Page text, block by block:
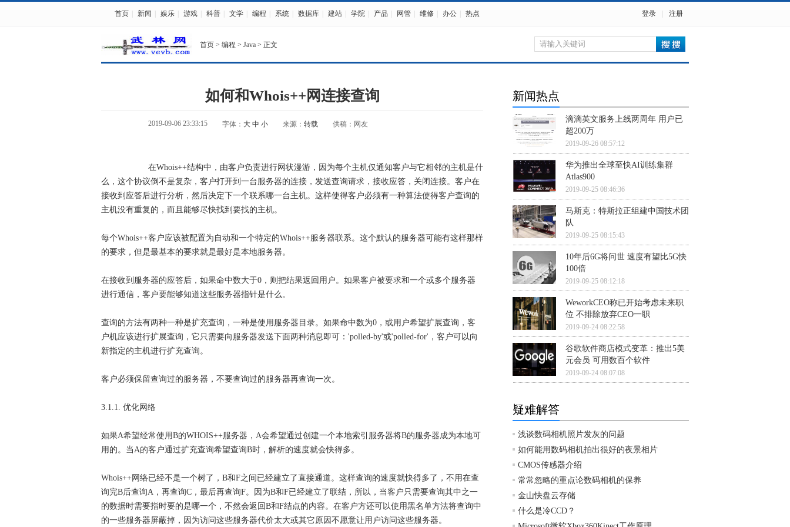
首页 新闻 娱乐 游戏 科普 文学 编程 系统 数据库 建站 学院 产品 网管 维修 办公 热点 登录 注册
首页 > 编程 > Java > 正文
如何和Whois++网连接查询
2019-09-06 23:33:15 字体： 大 中 小 来源： 转载 供稿：网友
在Whois++结构中，由客户负责进行网状漫游，因为每个主机仅通知客户与它相邻的主机是什
么，这个协议倒不是复杂，客户打开到一台服务器的连接，发送查询请求，接收应答，关闭连接。客户在
接收到应答后进行分析，然后决定下一个联系哪一台主机。这样使得客户必须有一种算法使得客户查询的
主机没有重复的，而且能够尽快找到要找的主机。
每个Whois++客户应该被配置为自动和一个特定的Whois++服务器联系。这个默认的服务器可能有这样那样
的要求，但是最基本的要求就是最好是本地服务器。
在接收到服务器的应答后，如果命中数大于0，则把结果返回用户。如果客户被要求和一个或多个服务器
进行通信，客户要能够知道这些服务器指针是什么。
查询的方法有两种一种是扩充查询，一种是使用服务器目录。如果命中数为0，或用户希望扩展查询，客
户机应该进行扩展查询，它只需要向服务器发送下面两种消息即可：'polled-by'或'polled-for'，客户可以向
新指定的主机进行扩充查询。
客户必须保留查询过的服务器，不要查询过的服务器再查询一次。
3.1.1. 优化网络
如果A希望经常使用B的WHOIS++服务器，A会希望通过创建一个本地索引服务器将B的服务器成为本地可
用的。当A的客户通过扩充查询希望查询B时，解析的速度就会快得多。
Whois++网络已经不是一个树了，B和F之间已经建立了直接通道。这样查询的速度就快得多了，不用在查
询完B后查询A，再查询C，最后再查询F。因为B和F已经建立了联结，所以，当客户只需要查询其中之一
的数据时需要指时要的是哪一个，不然会返回B和F结点的内容。在客户方还可以使用黑名单方法将查询中
的一些服务器屏蔽掉，因为访问这些服务器代价太大或其它原因不愿意让用户访问这些服务器。
新闻热点
滴滴英文服务上线两周年 用户已
超200万
2019-09-26 08:57:12
华为推出全球至快AI训练集群
Atlas900
2019-09-25 08:46:36
马斯克：特斯拉正组建中国技术团
队
2019-09-25 08:15:43
10年后6G将问世 速度有望比5G快
100倍
2019-09-25 08:12:18
WeworkCEO称已开始考虑未来职
位 不排除放弃CEO一职
2019-09-24 08:22:58
谷歌软件商店模式变革：推出5美
元会员 可用数百个软件
2019-09-24 08:07:08
疑难解答
浅谈数码相机照片发灰的问题
如何能用数码相机拍出很好的夜景相片
CMOS传感器介绍
常常忽略的重点论数码相机的保养
金山快盘云存储
什么是冷CCD？